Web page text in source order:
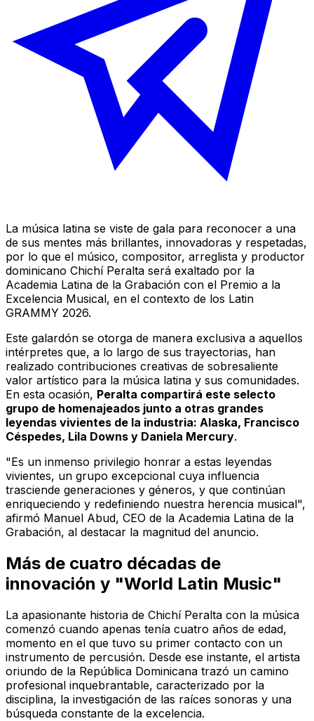
La música latina se viste de gala para reconocer a una
de sus mentes más brillantes, innovadoras y respetadas,
por lo que el músico, compositor, arreglista y productor
dominicano Chichí Peralta será exaltado por la
Academia Latina de la Grabación con el Premio a la
Excelencia Musical, en el contexto de los Latin
GRAMMY 2026.
Este galardón se otorga de manera exclusiva a aquellos
intérpretes que, a lo largo de sus trayectorias, han
realizado contribuciones creativas de sobresaliente
valor artístico para la música latina y sus comunidades.
En esta ocasión, Peralta compartirá este selecto
grupo de homenajeados junto a otras grandes
leyendas vivientes de la industria: Alaska, Francisco
Céspedes, Lila Downs y Daniela Mercury.
"Es un inmenso privilegio honrar a estas leyendas
vivientes, un grupo excepcional cuya influencia
trasciende generaciones y géneros, y que continúan
enriqueciendo y redefiniendo nuestra herencia musical",
afirmó Manuel Abud, CEO de la Academia Latina de la
Grabación, al destacar la magnitud del anuncio.
Más de cuatro décadas de
innovación y "World Latin Music"
La apasionante historia de Chichí Peralta con la música
comenzó cuando apenas tenía cuatro años de edad,
momento en el que tuvo su primer contacto con un
instrumento de percusión. Desde ese instante, el artista
oriundo de la República Dominicana trazó un camino
profesional inquebrantable, caracterizado por la
disciplina, la investigación de las raíces sonoras y una
búsqueda constante de la excelencia.